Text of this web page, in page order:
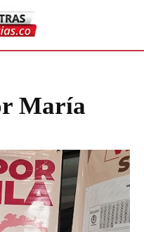
María